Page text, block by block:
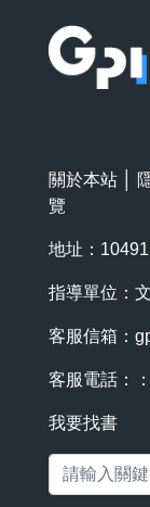
關於本站
覽
地址：
指導單位：
客服信箱：
客服電話：
我要找書